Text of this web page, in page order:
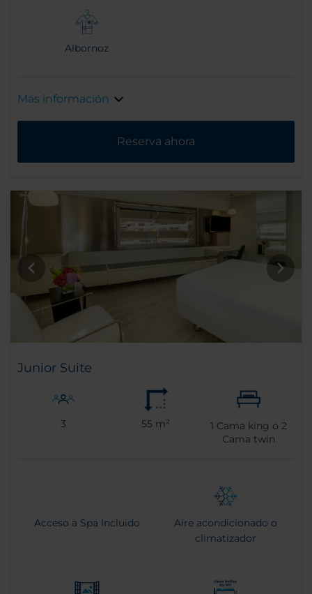
Albornoz
Más información
Reserva ahora
Junior Suite
3 55 m² 1 Cama king o 2
Cama twin
Acceso a Spa Incluido
Aire acondicionado o
climatizador